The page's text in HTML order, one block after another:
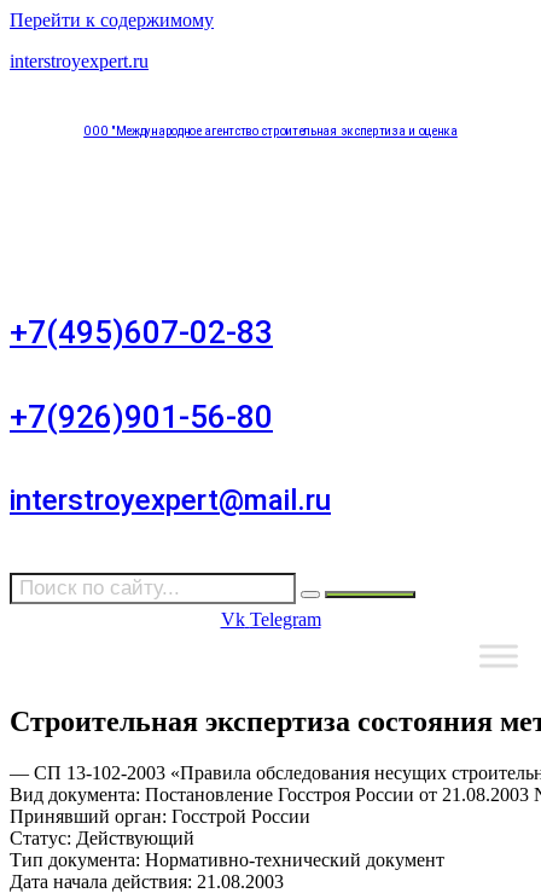
Перейти к содержимому
interstroyexpert.ru
ООО "Международное агентство строительная экспертиза и оценка
+7(495)607-02-83
+7(926)901-56-80
interstroyexpert@mail.ru
Vk Telegram
Строительная экспертиза состояния
— СП 13-102-2003 «Правила обследования несущих
Вид документа: Постановление Госстроя России от
Принявший орган: Госстрой России
Статус: Действующий
Тип документа: Нормативно-технический документ
Дата начала действия: 21.08.2003